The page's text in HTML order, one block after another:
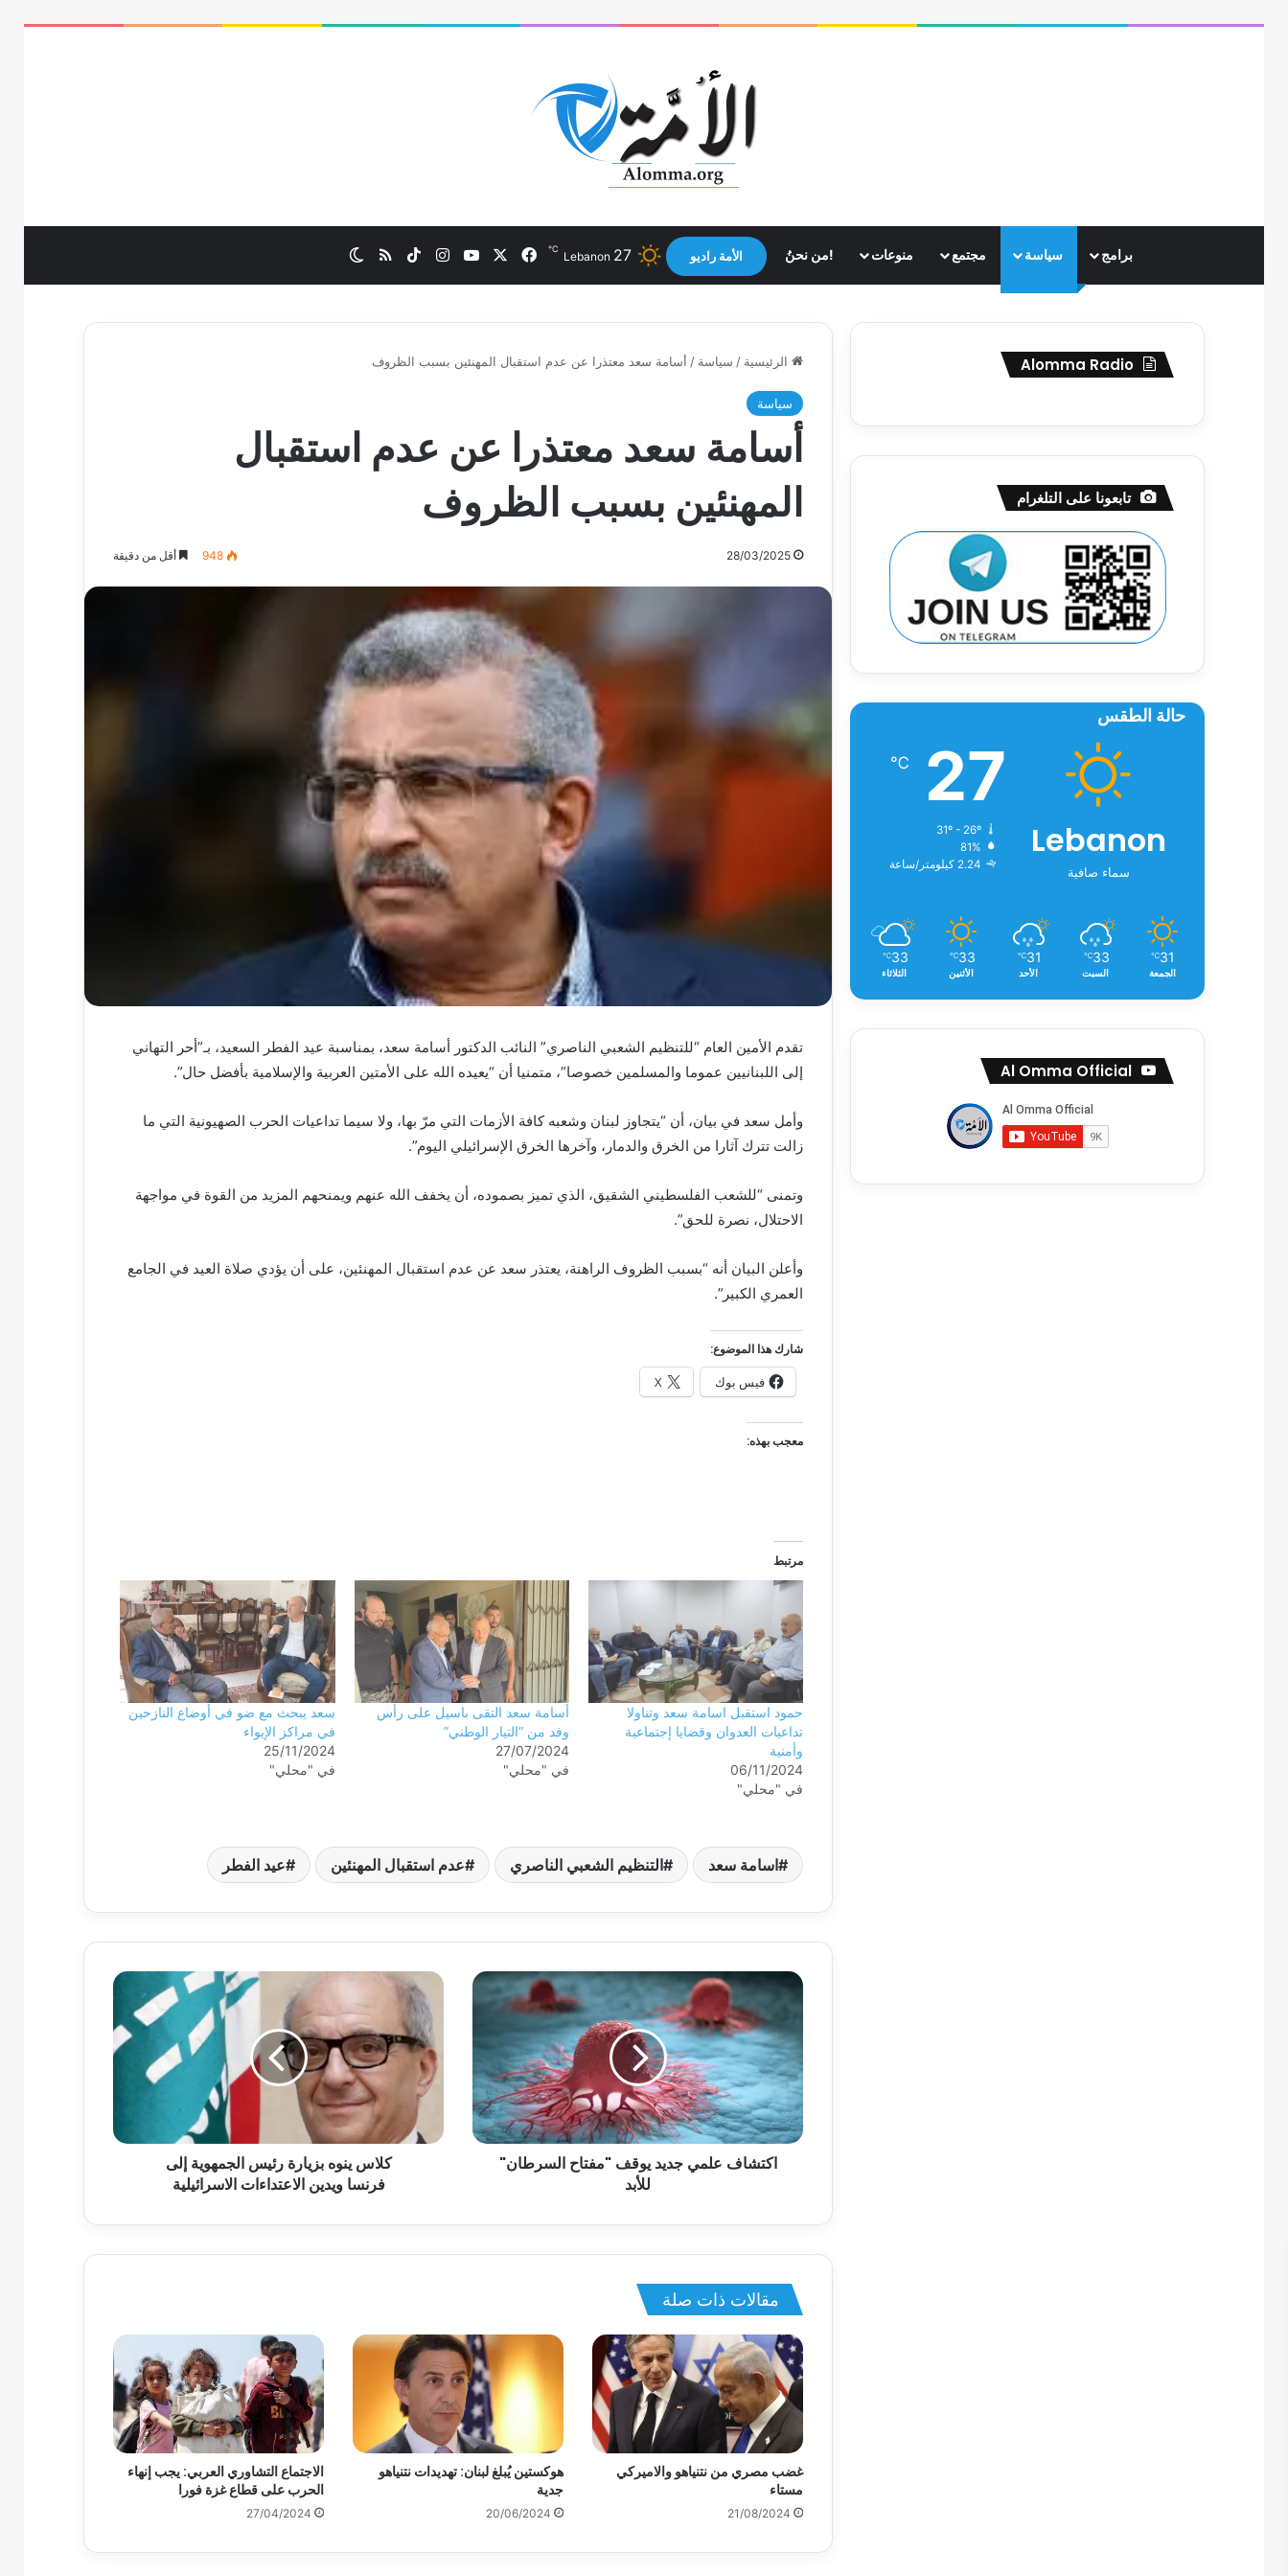
برامج سياسة مجتمع منوعات !من نحنُ الأمة راديو Lebanon 27
℃ فيسبوك يوتيوبانستقرام‫TikTokملخص الموقع RSS
الوضع المظلم
الرئيسية / سياسة / أسامة سعد معتذرا عن عدم استقبال المهنئين بسبب الظروف
سياسة
أسامة سعد معتذرا عن عدم استقبال
المهنئين بسبب الظروف
28/03/2025
948 أقل من دقيقة
تقدم الأمين العام “للتنظيم الشعبي الناصري” النائب الدكتور أسامة سعد، بمناسبة عيد الفطر السعيد، بـ”أحر التهاني
إلى اللبنانيين عموما والمسلمين خصوصا”، متمنيا أن “يعيده الله على الأمتين العربية والإسلامية بأفضل حال”.
وأمل سعد في بيان، أن “يتجاوز لبنان وشعبه كافة الأزمات التي مرّ بها، ولا سيما تداعيات الحرب الصهيونية التي ما
زالت تترك آثارا من الخرق والدمار، وآخرها الخرق الإسرائيلي اليوم”.
وتمنى “للشعب الفلسطيني الشقيق، الذي تميز بصموده، أن يخفف الله عنهم ويمنحهم المزيد من القوة في مواجهة
الاحتلال، نصرة للحق”.
وأعلن البيان أنه “بسبب الظروف الراهنة، يعتذر سعد عن عدم استقبال المهنئين، على أن يؤدي صلاة العيد في الجامع
العمري الكبير”.
شارك هذا الموضوع:
فيس بوك X
معجب بهذه:
مرتبط
حمود استقبل اسامة سعد وتناولا
تداعيات العدوان وقضايا إجتماعية
وأمنية
06/11/2024
في "محلي"
أسامة سعد التقى باسيل على رأس
وفد من “التيار الوطني”
27/07/2024
في "محلي"
سعد يبحث مع ضو في أوضاع النازحين
في مراكز الإيواء
25/11/2024
في "محلي"
اسامة سعد التنظيم الشعبي الناصري عدم استقبال المهنئين عيد الفطر
اكتشاف علمي جديد يوقف "مفتاح السرطان"
للأبد
كلاس ينوه بزيارة رئيس الجمهوية إلى
فرنسا ويدين الاعتداءات الاسرائيلية
مقالات ذات صلة
غضب مصري من نتنياهو والاميركي
مستاء
21/08/2024
هوكستين يُبلغ لبنان: تهديدات نتنياهو
جدية
20/06/2024
الاجتماع التشاوري العربي: يجب إنهاء
الحرب على قطاع غزة فورا
27/04/2024
Alomma Radio
تابعونا على التلغرام
حالة الطقس
Lebanon
سماء صافية
27
℃
31º - 26º
81%
2.24 كيلومتر/ساعة
31
℃
الجمعة
33
℃
السبت
31
℃
الأحد
33
℃
الأثنين
33
℃
الثلاثاء
Al Omma Official